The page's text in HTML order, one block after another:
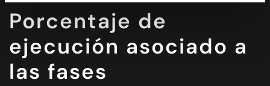
Porcentaje de
ejecución asociado a
las fases